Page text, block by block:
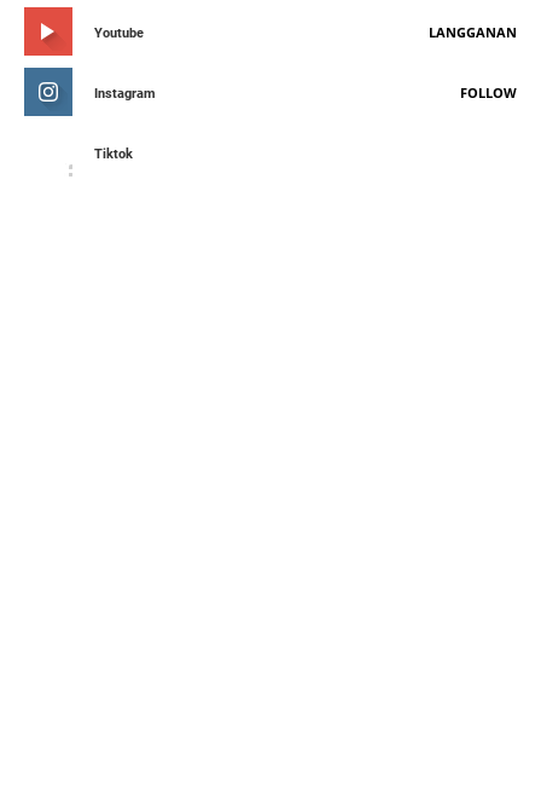
Youtube LANGGANAN
Instagram FOLLOW
Tiktok